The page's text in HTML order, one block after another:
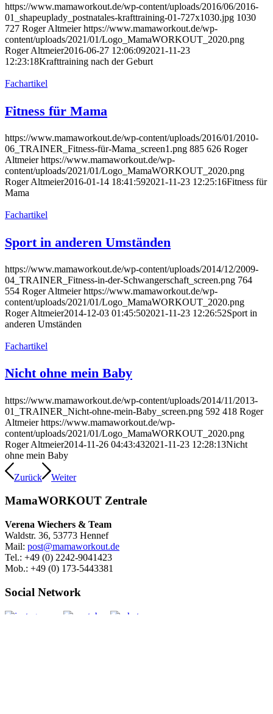
https://www.mamaworkout.de/wp-content/uploads/2016/06/2016-
01_shapeuplady_postnatales-krafttraining-01-727x1030.jpg 1030
727 Roger Altmeier https://www.mamaworkout.de/wp-
content/uploads/2021/01/Logo_MamaWORKOUT_2020.png
Roger Altmeier2016-06-27 12:06:092021-11-23
12:23:18Krafttraining nach der Geburt
Fachartikel
Fitness für Mama
https://www.mamaworkout.de/wp-content/uploads/2016/01/2010-
06_TRAINER_Fitness-für-Mama_screen1.png 885 626 Roger
Altmeier https://www.mamaworkout.de/wp-
content/uploads/2021/01/Logo_MamaWORKOUT_2020.png
Roger Altmeier2016-01-14 18:41:592021-11-23 12:25:16Fitness für
Mama
Fachartikel
Sport in anderen Umständen
https://www.mamaworkout.de/wp-content/uploads/2014/12/2009-
04_TRAINER_Fitness-in-der-Schwangerschaft_screen.png 764
554 Roger Altmeier https://www.mamaworkout.de/wp-
content/uploads/2021/01/Logo_MamaWORKOUT_2020.png
Roger Altmeier2014-12-03 01:45:502021-11-23 12:26:52Sport in
anderen Umständen
Fachartikel
Nicht ohne mein Baby
https://www.mamaworkout.de/wp-content/uploads/2014/11/2013-
01_TRAINER_Nicht-ohne-mein-Baby_screen.png 592 418 Roger
Altmeier https://www.mamaworkout.de/wp-
content/uploads/2021/01/Logo_MamaWORKOUT_2020.png
Roger Altmeier2014-11-26 04:43:432021-11-23 12:28:13Nicht
ohne mein Baby
Zurück Weiter
MamaWORKOUT Zentrale
Verena Wiechers & Team
Waldstr. 36, 53773 Hennef
Mail: post@mamaworkout.de
Tel.: +49 (0) 2242-9041423
Mob.: +49 (0) 173-5443381
Social Network